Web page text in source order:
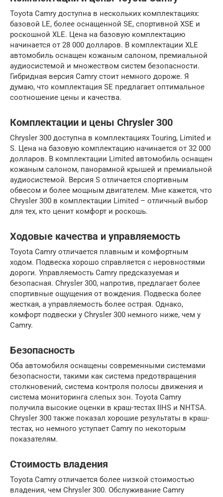
Toyota Camry доступна в нескольких комплектациях:
базовой LE, более оснащенной SE, спортивной XSE и
роскошной XLE. Цена на базовую комплектацию
начинается от 28 000 долларов. В комплектации XLE
автомобиль оснащен кожаным салоном, премиальной
аудиосистемой и множеством систем безопасности.
Гибридная версия Camry стоит немного дороже. Я
думаю, что комплектация SE предлагает оптимальное
соотношение цены и качества.
Комплектации и цены Chrysler 300
Chrysler 300 доступна в комплектациях Touring, Limited и
S. Цена на базовую комплектацию начинается от 32 000
долларов. В комплектации Limited автомобиль оснащен
кожаным салоном, панорамной крышей и премиальной
аудиосистемой. Версия S отличается спортивным
обвесом и более мощным двигателем. Мне кажется, что
Chrysler 300 в комплектации Limited – отличный выбор
для тех, кто ценит комфорт и роскошь.
Ходовые качества и управляемость
Toyota Camry отличается плавным и комфортным
ходом. Подвеска хорошо справляется с неровностями
дороги. Управляемость Camry предсказуемая и
безопасная. Chrysler 300, напротив, предлагает более
спортивные ощущения от вождения. Подвеска более
жесткая, а управляемость более острая. Однако,
комфорт подвески у Chrysler 300 немного ниже, чем у
Camry.
Безопасность
Оба автомобиля оснащены современными системами
безопасности, такими как система предотвращения
столкновений, система контроля полосы движения и
система мониторинга слепых зон. Toyota Camry
получила высокие оценки в краш-тестах IIHS и NHTSA.
Chrysler 300 также показал хорошие результаты в краш-
тестах, но немного уступает Camry по некоторым
показателям.
Стоимость владения
Toyota Camry отличается более низкой стоимостью
владения, чем Chrysler 300. Обслуживание Camry